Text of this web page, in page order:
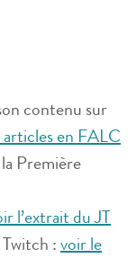
contenu sur
articles en FALC
Première
l’extrait du JT
: voir le